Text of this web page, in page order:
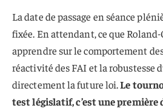
La date de passage en séance
fixée. En attendant, ce que Roland-
apprendre sur le comportement
réactivité des FAI et la robustesse
directement la future loi.Le
test législatif, c’est une première